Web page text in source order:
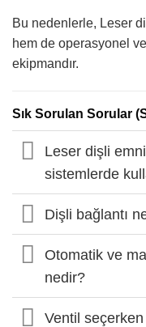
Bu nedenlerle, Leser
hem de operasyonel
ekipmandır.
Sık Sorulan Sorular
Leser dişli
sistemlerde
Dişli bağlantı
Otomatik ve
nedir?
Ventil